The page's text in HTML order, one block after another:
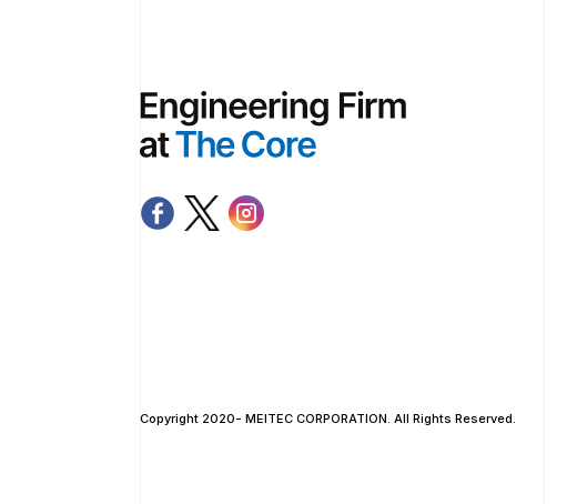
Copyright 2020- MEITEC CORPORATION. All Rights Reserved.